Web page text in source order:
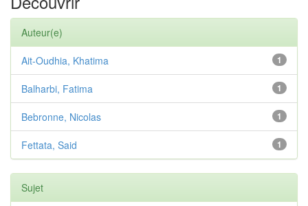
Auteur(e)
1
Ait-Oudhia, Khatima
1
Balharbi, Fatima
1
Bebronne, Nicolas
1
Fettata, Said
Sujet